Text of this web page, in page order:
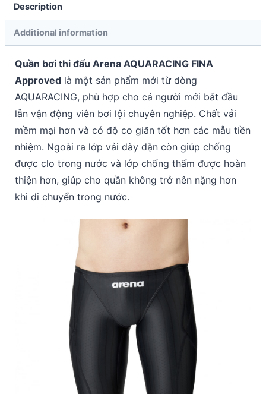
Description
Additional information
Quần bơi thi đấu Arena AQUARACING FINA
Approved là một sản phẩm mới từ dòng
AQUARACING, phù hợp cho cả người mới bắt đầu
lẫn vận động viên bơi lội chuyên nghiệp. Chất vải
mềm mại hơn và có độ co giãn tốt hơn các mẫu tiền
nhiệm. Ngoài ra lớp vải dày dặn còn giúp chống
được clo trong nước và lớp chống thấm được hoàn
thiện hơn, giúp cho quần không trở nên nặng hơn
khi di chuyển trong nước.